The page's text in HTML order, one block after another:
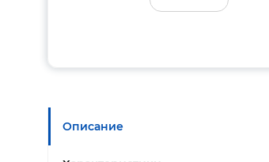
Описание